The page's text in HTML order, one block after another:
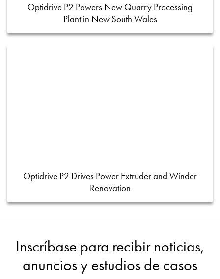
Optidrive P2 Powers New Quarry Processing
Plant in New South Wales
Optidrive P2 Drives Power Extruder and Winder
Renovation
Inscríbase para recibir noticias,
anuncios y estudios de casos